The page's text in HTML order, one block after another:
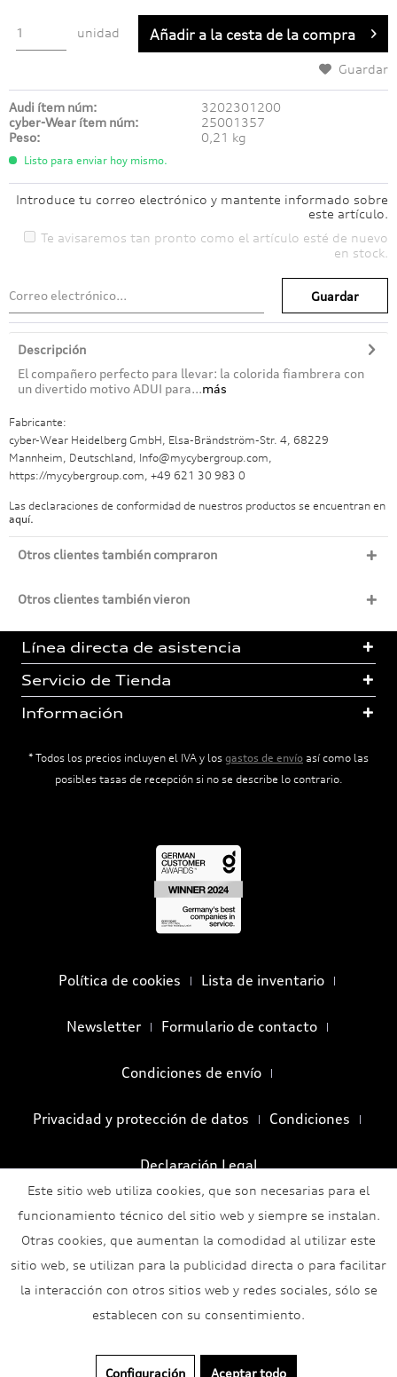
unidad Añadir a la cesta de la compra
Guardar
Audi ítem núm:
3202301200
cyber-Wear ítem núm:
25001357
Peso:
0,21 kg
Listo para enviar hoy mismo.
Introduce tu correo electrónico y mantente informado sobre
este artículo.
Te avisaremos tan pronto como el artículo esté de nuevo
en stock.
Guardar
Descripción
El compañero perfecto para llevar: la colorida fiambrera con
un divertido motivo ADUI para...más
Fabricante:
cyber-Wear Heidelberg GmbH, Elsa-Brändström-Str. 4, 68229
Mannheim, Deutschland, Info@mycybergroup.com,
https://mycybergroup.com, +49 621 30 983 0
Las declaraciones de conformidad de nuestros productos se encuentran en
aquí.
Otros clientes también compraron
Otros clientes también vieron
Línea directa de asistencia
Servicio de Tienda
Información
* Todos los precios incluyen el IVA y los gastos de envío así como las
posibles tasas de recepción si no se describe lo contrario.
Política de cookies Lista de inventario
Newsletter Formulario de contacto
Condiciones de envío
Privacidad y protección de datos Condiciones
Declaración Legal
Este sitio web utiliza cookies, que son necesarias para el
funcionamiento técnico del sitio web y siempre se instalan.
Otras cookies, que aumentan la comodidad al utilizar este
sitio web, se utilizan para la publicidad directa o para facilitar
la interacción con otros sitios web y redes sociales, sólo se
establecen con su consentimiento.
Configuración Aceptar todo